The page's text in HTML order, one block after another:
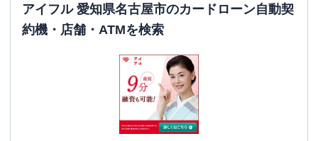
名称 プロミス 名古屋駅太閤通口自動契約コーナ
平日：09:00-21:00
日祝： 09:00-21:00
平日：07:00-24:00
土曜：07:00-24:00
07:00-24:00
アイフル 愛知県名古屋市のカードローン自動契
約機・店舗・ATMを検索